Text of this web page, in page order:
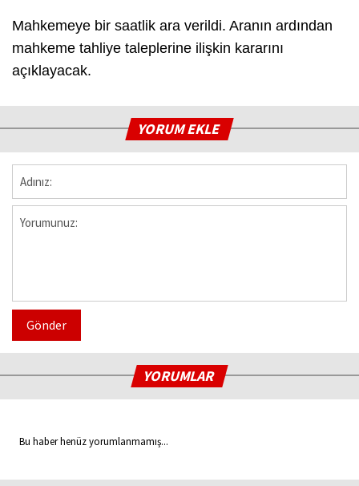
Mahkemeye bir saatlik ara verildi. Aranın ardından
mahkeme tahliye taleplerine ilişkin kararını
açıklayacak.
YORUM EKLE
Gönder
YORUMLAR
Bu haber henüz yorumlanmamış...